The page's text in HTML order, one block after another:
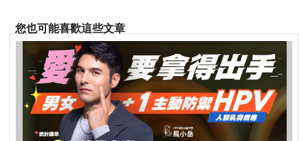
您也可能喜歡這些文章